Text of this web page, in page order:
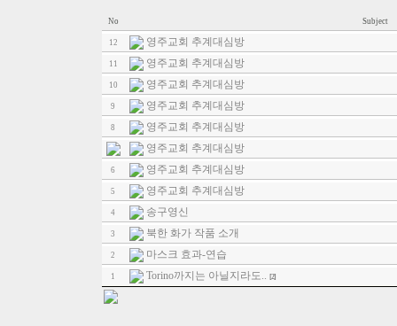
No Subject
12 영주교회 추계대심방
11 영주교회 추계대심방
10 영주교회 추계대심방
9 영주교회 추계대심방
8
영주교회 추계대심방
영주교회 추계대심방
6 영주교회 추계대심방
5 영주교회 추계대심방
4 송구영신
3 북한 화가 작품 소개
2 마스크 효과-연습
1 Torino까지는 아닐지라도.. [2]